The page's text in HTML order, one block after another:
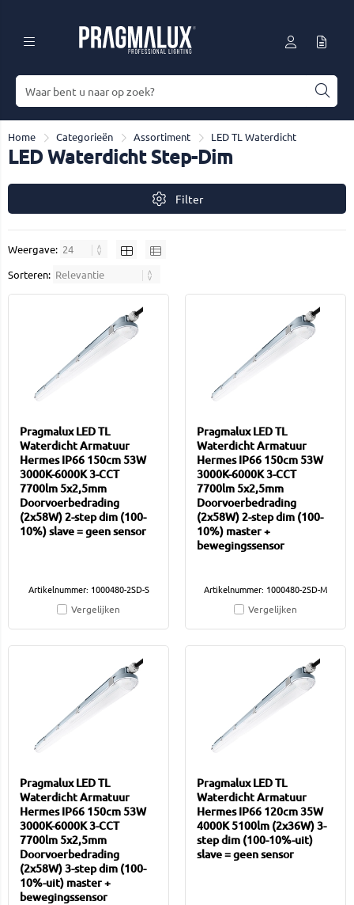
Home Categorieën Assortiment LED TL Waterdicht
LED Waterdicht Step-Dim
Filter
Weergave:
Sorteren:
Pragmalux LED TL
Waterdicht Armatuur
Hermes IP66 150cm 53W
3000K-6000K 3-CCT
7700lm 5x2,5mm
Doorvoerbedrading
(2x58W) 2-step dim (100-
10%) slave = geen sensor
Artikelnummer: 1000480-2SD-S
Vergelijken
Pragmalux LED TL
Waterdicht Armatuur
Hermes IP66 150cm 53W
3000K-6000K 3-CCT
7700lm 5x2,5mm
Doorvoerbedrading
(2x58W) 2-step dim (100-
10%) master +
bewegingssensor
Artikelnummer: 1000480-2SD-M
Vergelijken
Pragmalux LED TL
Waterdicht Armatuur
Hermes IP66 150cm 53W
3000K-6000K 3-CCT
7700lm 5x2,5mm
Doorvoerbedrading
(2x58W) 3-step dim (100-
10%-uit) master +
bewegingssensor
Pragmalux LED TL
Waterdicht Armatuur
Hermes IP66 120cm 35W
4000K 5100lm (2x36W) 3-
step dim (100-10%-uit)
slave = geen sensor